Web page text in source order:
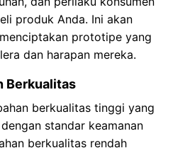
produk Anda. Ini akan
prototipe yang
dan harapan mereka.
Berkualitas
berkualitas tinggi yang
standar keamanan
berkualitas rendah